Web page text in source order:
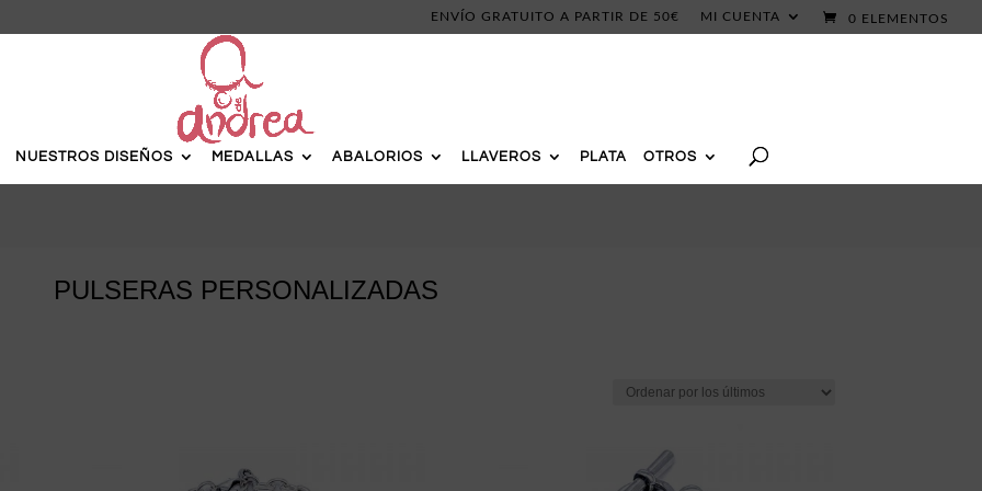
ENVÍO GRATUITO A PARTIR DE 50€ MI CUENTA 0 ELEMENTOS
NUESTROS DISEÑOS MEDALLAS ABALORIOS LLAVEROS PLATA OTROS
PULSERAS PERSONALIZADAS